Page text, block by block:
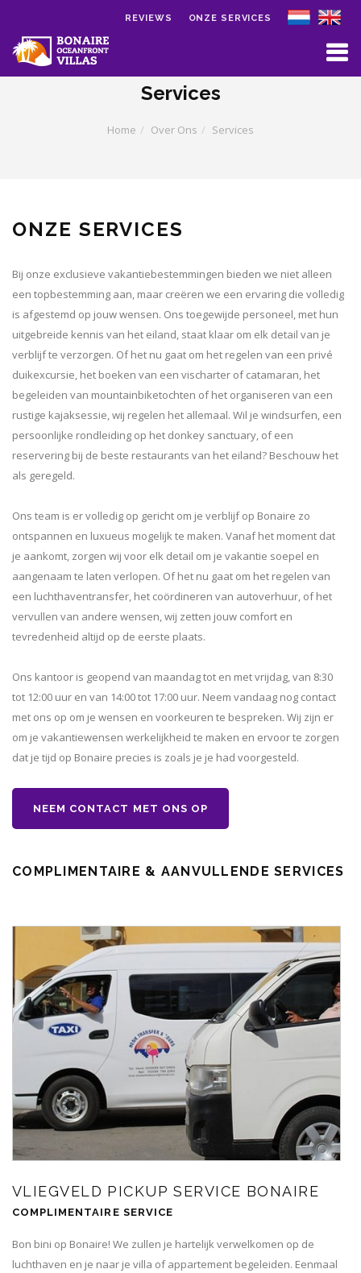
Skip to main content
ONZE SERVICES
REVIEWS
Services
Home Over Ons Services
ONZE SERVICES
Bij onze exclusieve vakantiebestemmingen bieden we niet alleen
een topbestemming aan, maar creëren we een ervaring die volledig
is afgestemd op jouw wensen. Ons toegewijde personeel, met hun
uitgebreide kennis van het eiland, staat klaar om elk detail van je
verblijf te verzorgen. Of het nu gaat om het regelen van een privé
duikexcursie, het boeken van een vischarter of catamaran, het
begeleiden van mountainbiketochten of het organiseren van een
rustige kajaksessie, wij regelen het allemaal. Wil je windsurfen, een
persoonlijke rondleiding op het donkey sanctuary, of een
reservering bij de beste restaurants van het eiland? Beschouw het
als geregeld.
Ons team is er volledig op gericht om je verblijf op Bonaire zo
ontspannen en luxueus mogelijk te maken. Vanaf het moment dat
je aankomt, zorgen wij voor elk detail om je vakantie soepel en
aangenaam te laten verlopen. Of het nu gaat om het regelen van
een luchthaventransfer, het coördineren van autoverhuur, of het
vervullen van andere wensen, wij zetten jouw comfort en
tevredenheid altijd op de eerste plaats.
Ons kantoor is geopend van maandag tot en met vrijdag, van 8:30
tot 12:00 uur en van 14:00 tot 17:00 uur. Neem vandaag nog contact
met ons op om je wensen en voorkeuren te bespreken. Wij zijn er
om je vakantiewensen werkelijkheid te maken en ervoor te zorgen
dat je tijd op Bonaire precies is zoals je je had voorgesteld.
NEEM CONTACT MET ONS OP
COMPLIMENTAIRE & AANVULLENDE SERVICES
VLIEGVELD PICKUP SERVICE BONAIRE
COMPLIMENTAIRE SERVICE
Bon bini op Bonaire! We zullen je hartelijk verwelkomen op de
luchthaven en je naar je villa of appartement begeleiden. Eenmaal